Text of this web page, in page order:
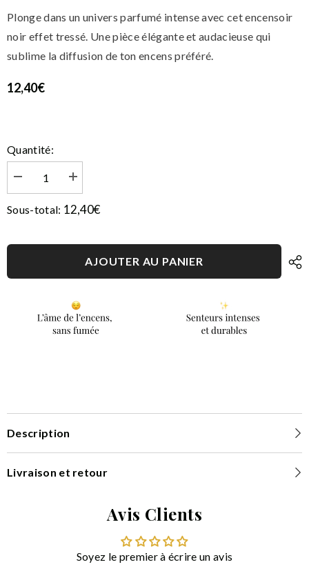
Plonge dans un univers parfumé intense avec cet encensoir
noir effet tressé. Une pièce élégante et audacieuse qui
sublime la diffusion de ton encens préféré.
12,40€
Quantité:
Diminuer
la
de
tressé
Augmenter
la
de
tressé
Sous-total: 12,40€
AJOUTER AU PANIER
Description
Livraison et retour
Avis Clients
Soyez le premier à écrire un avis